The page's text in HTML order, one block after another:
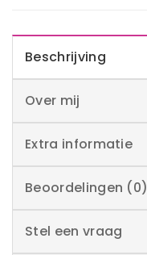
Beschrijving
Over mij
Extra informatie
Beoordelingen (0)
Stel een vraag